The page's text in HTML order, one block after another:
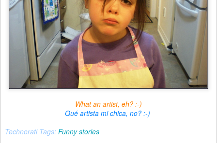
What an artist, eh? :-)
Qué artista mi chica, no? :-)
Technorati Tags: Funny stories